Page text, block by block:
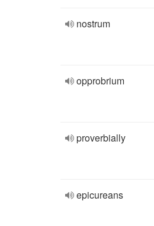
nostrum
opprobrium
proverbially
epicureans